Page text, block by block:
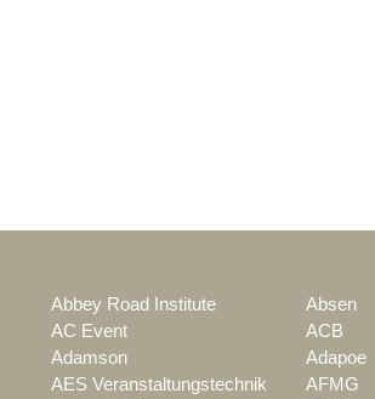
Abbey Road Institute
Absen
AC Event
ACB
Adamson
Adapoe
AES Veranstaltungstechnik
AFMG